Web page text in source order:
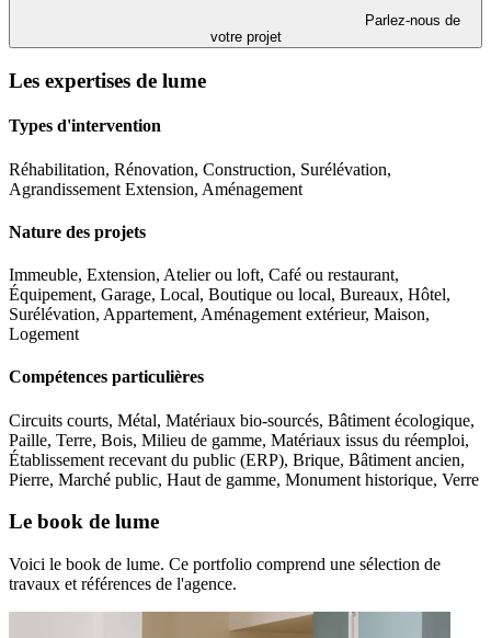
Parlez-nous de
votre projet
Les expertises de lume
Types d'intervention
Réhabilitation, Rénovation, Construction, Surélévation,
Agrandissement Extension, Aménagement
Nature des projets
Immeuble, Extension, Atelier ou loft, Café ou restaurant,
Équipement, Garage, Local, Boutique ou local, Bureaux, Hôtel,
Surélévation, Appartement, Aménagement extérieur, Maison,
Logement
Compétences particulières
Circuits courts, Métal, Matériaux bio-sourcés, Bâtiment écologique,
Paille, Terre, Bois, Milieu de gamme, Matériaux issus du réemploi,
Établissement recevant du public (ERP), Brique, Bâtiment ancien,
Pierre, Marché public, Haut de gamme, Monument historique, Verre
Le book de lume
Voici le book de lume. Ce portfolio comprend une sélection de
travaux et références de l'agence.